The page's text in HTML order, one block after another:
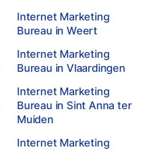
Internet Marketing
Bureau in Weert
Internet Marketing
Bureau in Vlaardingen
Internet Marketing
Bureau in Sint Anna ter
Muiden
Internet Marketing